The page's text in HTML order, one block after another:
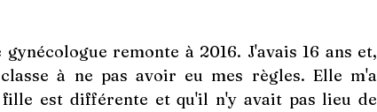
remonte à 2016. J'avais 16 ans et,
à ne pas avoir eu mes règles. Elle m'a
fille est différente et qu'il n'y avait pas lieu de